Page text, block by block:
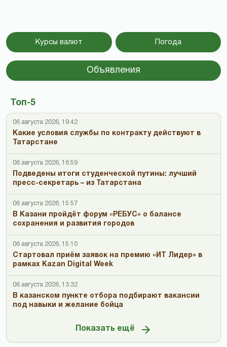
Курсы валют Погода
Объявления
Топ-5
06 августа 2026, 19:42
Какие условия службы по контракту действуют в
Татарстане
06 августа 2026, 16:59
Подведены итоги студенческой путины: лучший
пресс-секретарь – из Татарстана
06 августа 2026, 15:57
В Казани пройдёт форум «РЕБУС» о балансе
сохранения и развития городов
06 августа 2026, 15:10
Стартовал приём заявок на премию «ИТ Лидер» в
рамках Kazan Digital Week
06 августа 2026, 13:32
В казанском пункте отбора подбирают вакансии
под навыки и желание бойца
Показать ещё